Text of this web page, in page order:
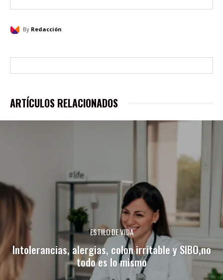
By Redacción
ARTÍCULOS RELACIONADOS
ESTILO DE VIDA
Intolerancias, alergias, colon irritable y SIBO,no
todo es lo mismo